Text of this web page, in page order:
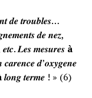
𝒅𝒆 𝒕𝒓𝒐𝒖𝒃𝒍𝒆𝒔…
𝒅𝒆 𝒏𝒆𝒛,
𝒆𝒕𝒄. 𝑳𝒆𝒔 𝒎𝒆𝒔𝒖𝒓𝒆𝒔 à
𝒄𝒂𝒓𝒆𝒏𝒄𝒆 𝒅’𝒐𝒙𝒚𝒈𝒆𝒏𝒆
𝒍𝒐𝒏𝒈 𝒕𝒆𝒓𝒎𝒆 ! » (6)